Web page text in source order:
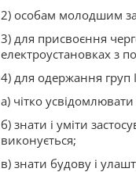
2) особам молодшим
3) для присвоєння
електроустановках з
4) для одержання груп
а) чітко
б) знати і уміти
виконується;
в) знати будову і